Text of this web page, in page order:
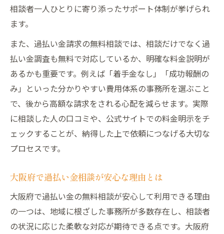
債務整理も相談できる過払い金請求の流れ
口コミで評判の過払い金無料相談を徹底解説
過払い金無料相談の評判を口コミから探る
方法
大阪で人気の過払い金請求先の口コミ実例
過払い金相談のリアルな体験談から学ぶポ
イント
口コミ評価で分かる過払い金請求の安心度
過払い金が気になる方へ大阪の無料相談活用術
過払い金が気になる時の無料相談の使い方
大阪の過払い金無料相談で不安を解消する
方法
相談者一人ひとりに寄り添ったサポート体制が挙げられ
ます。
また、過払い金請求の無料相談では、相談だけでなく過
払い金調査も無料で対応しているか、明確な料金説明が
あるかも重要です。例えば「着手金なし」「成功報酬の
み」といった分かりやすい費用体系の事務所を選ぶこと
で、後から高額な請求をされる心配を減らせます。実際
に相談した人の口コミや、公式サイトでの料金明示をチ
ェックすることが、納得した上で依頼につなげる大切な
プロセスです。
大阪府で過払い金相談が安心な理由とは
大阪府で過払い金の無料相談が安心して利用できる理由
の一つは、地域に根ざした事務所が多数存在し、相談者
の状況に応じた柔軟な対応が期待できる点です。大阪府